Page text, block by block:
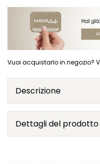
Vuoi acquistarlo in negozio?
Descrizione
Dettagli del prodotto